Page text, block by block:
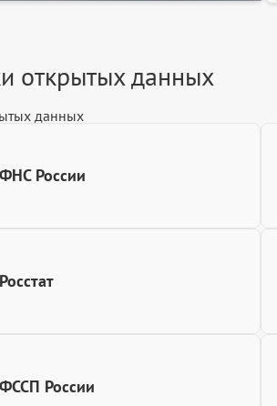
открытых данных
данных
ФНС России
Росстат
ФССП России